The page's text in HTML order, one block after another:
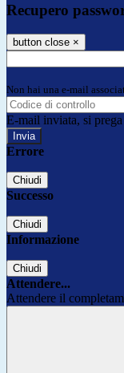
Recupero
button close ×
Non hai una e-mail
E-mail inviata, si
Errore
Chiudi
Successo
Chiudi
Informazione
Chiudi
Attendere...
Attendere il